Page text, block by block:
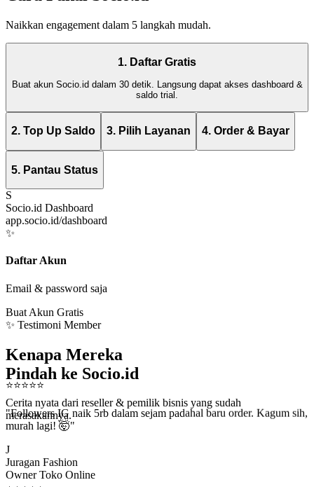
Naikkan engagement dalam 5 langkah mudah.
1. Daftar Gratis
Buat akun Socio.id dalam 30 detik. Langsung dapat akses dashboard &
saldo trial.
2. Top Up Saldo 3. Pilih Layanan 4. Order & Bayar
5. Pantau Status
S
Socio.id Dashboard
app.socio.id/dashboard
✨
Daftar Akun
Email & password saja
Buat Akun Gratis
✨ Testimoni Member
Kenapa Mereka
Pindah ke Socio.id
Cerita nyata dari reseller & pemilik bisnis yang sudah
merasakannya.
⭐⭐⭐⭐⭐
"Followers IG naik 5rb dalam sejam padahal baru order. Kagum sih,
murah lagi! 🤯"
Juragan Fashion
Owner Toko Online
⭐⭐⭐⭐ ⭐